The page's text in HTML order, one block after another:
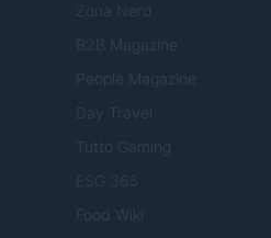
Zona Nerd
B2B Magazine
People Magazine
Day Travel
Tutto Gaming
ESG 365
Food Wiki